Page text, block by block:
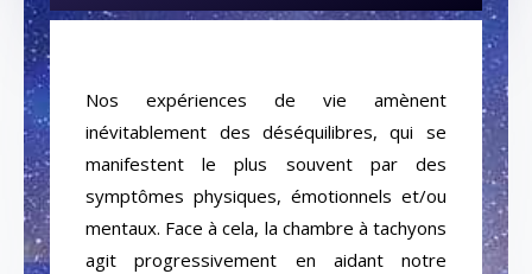
Nos expériences de vie amènent
inévitablement des déséquilibres, qui se
manifestent le plus souvent par des
symptômes physiques, émotionnels et/ou
mentaux. Face à cela, la chambre à tachyons
agit progressivement en aidant notre